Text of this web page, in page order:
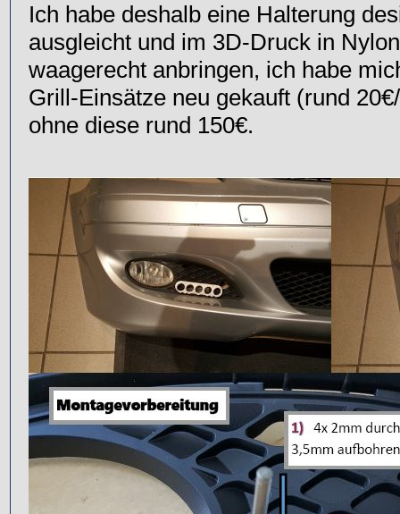
Ich habe deshalb eine Halterung
ausgleicht und im 3D-Druck in
waagerecht anbringen, ich habe
Grill-Einsätze neu gekauft (rund
ohne diese rund 150€.